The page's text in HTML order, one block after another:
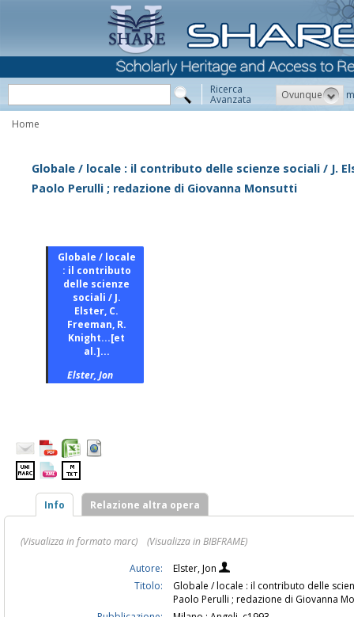
Ricerca
Avanzata Ovunque
Home
Globale / locale : il contributo delle scienze sociali / J.
Paolo Perulli ; redazione di Giovanna Monsutti
Globale / locale
: il contributo
delle scienze
sociali / J.
Elster, C.
Freeman, R.
Knight...[et
al.]...
Elster, Jon
Info Relazione altra opera
(Visualizza in formato marc)
(Visualizza in BIBFRAME)
Autore:
Elster, Jon
Titolo:
Globale / locale : il contributo delle
Paolo Perulli ; redazione di Giovanna